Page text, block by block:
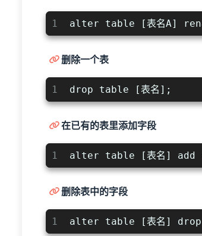
1 alter table [表名A]
删除一个表
1 drop table [表名];
在已有的表里添加字段
1 alter table [表名] add
删除表中的字段
1 alter table [表名] drop